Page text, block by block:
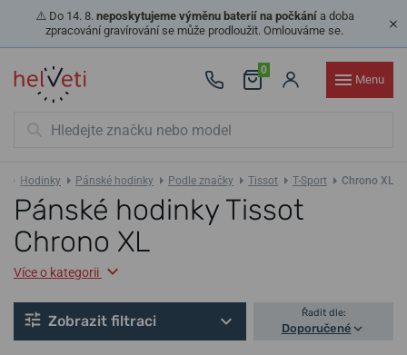
⚠️ Do 14. 8. neposkytujeme výměnu baterií na počkánía doba
zpracování gravírování se může prodloužit. Omlouváme se.
0
Menu
Hodinky Pánské hodinky Podle značky Tissot T-Sport Chrono XL
Pánské hodinky Tissot
Chrono XL
Více o kategorii
Zobrazit filtraci Řadit dle:
Doporučené